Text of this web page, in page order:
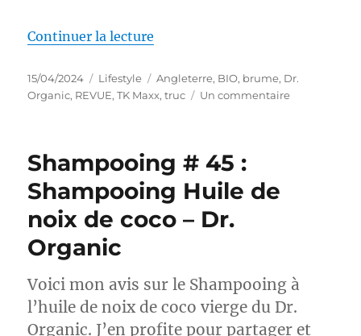
Continuer la lecture
Publié
le
15/04/2024 Catégories
Lifestyle Étiquettes
Angleterre, BIO, brume, Dr.
Organic, REVUE,TK Maxx,truc Un commentairesur
Shampooing # 45 :
Shampooing Huile de
noix de coco – Dr.
Organic
Voici mon avis sur le Shampooing à
l’huile de noix de coco vierge du Dr.
Organic. J’en profite pour partager et